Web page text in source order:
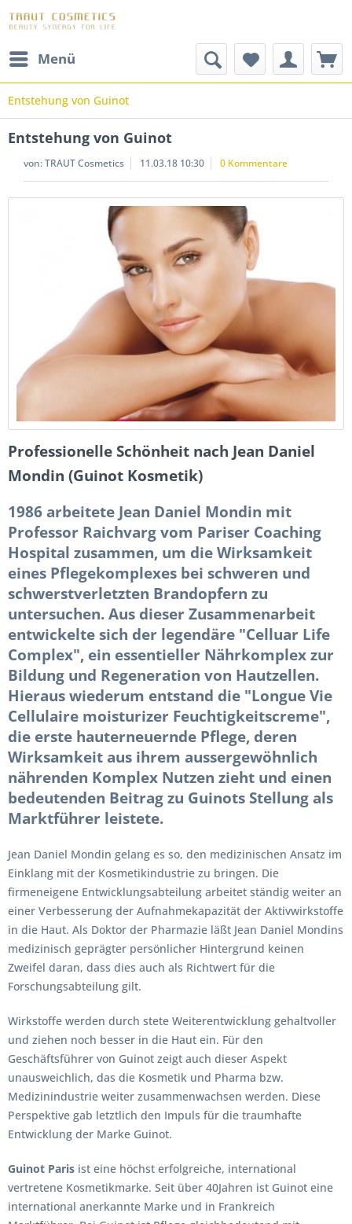
Menü
Entstehung von Guinot
Entstehung von Guinot
von:TRAUT Cosmetics 11.03.18 10:30 0 Kommentare
Professionelle Schönheit nach Jean Daniel
Mondin (Guinot Kosmetik)
1986 arbeitete Jean Daniel Mondin mit
Professor Raichvarg vom Pariser Coaching
Hospital zusammen, um die Wirksamkeit
eines Pflegekomplexes bei schweren und
schwerstverletzten Brandopfern zu
untersuchen. Aus dieser Zusammenarbeit
entwickelte sich der legendäre "Celluar Life
Complex", ein essentieller Nährkomplex zur
Bildung und Regeneration von Hautzellen.
Hieraus wiederum entstand die "Longue Vie
Cellulaire moisturizer Feuchtigkeitscreme",
die erste hauterneuernde Pflege, deren
Wirksamkeit aus ihrem aussergewöhnlich
nährenden Komplex Nutzen zieht und einen
bedeutenden Beitrag zu Guinots Stellung als
Marktführer leistete.
Jean Daniel Mondin gelang es so, den medizinischen Ansatz im
Einklang mit der Kosmetikindustrie zu bringen. Die
firmeneigene Entwicklungsabteilung arbeitet ständig weiter an
einer Verbesserung der Aufnahmekapazität der Aktivwirkstoffe
in die Haut. Als Doktor der Pharmazie läßt Jean Daniel Mondins
medizinisch geprägter persönlicher Hintergrund keinen
Zweifel daran, dass dies auch als Richtwert für die
Forschungsabteilung gilt.
Wirkstoffe werden durch stete Weiterentwicklung gehaltvoller
und ziehen noch besser in die Haut ein. Für den
Geschäftsführer von Guinot zeigt auch dieser Aspekt
unausweichlich, das die Kosmetik und Pharma bzw.
Medizinindustrie weiter zusammenwachsen werden. Diese
Perspektive gab letztlich den Impuls für die traumhafte
Entwicklung der Marke Guinot.
Guinot Paris ist eine höchst erfolgreiche, international
vertretene Kosmetikmarke. Seit über 40Jahren ist Guinot eine
international anerkannte Marke und in Frankreich